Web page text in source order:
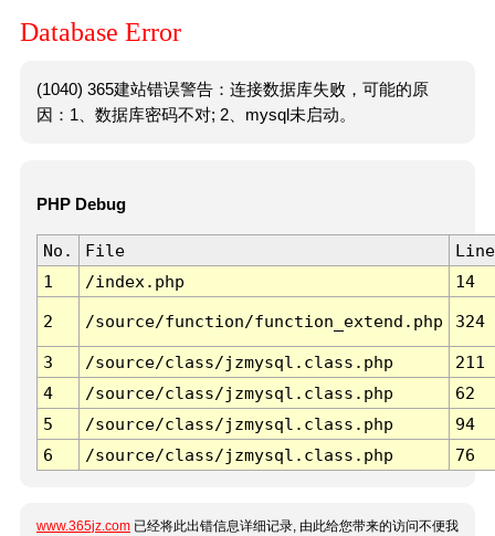
Database Error
(1040) 365建站错误警告：连接数据库失败，可能的原
因：1、数据库密码不对; 2、mysql未启动。
PHP Debug
No. File
Line
1
/index.php 14
2 /source/function/function_extend.php 324
3 /source/class/jzmysql.class.php
211
4
/source/class/jzmysql.class.php
62
5
/source/class/jzmysql.class.php
94
6
/source/class/jzmysql.class.php 76
www.365jz.com 已经将此出错信息详细记录, 由此给您带来的访问不便我